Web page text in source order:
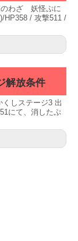
わざ 妖怪ぷに
HP358 / 攻撃511 /
解放条件
しステージ3 出
にて、消したぷ